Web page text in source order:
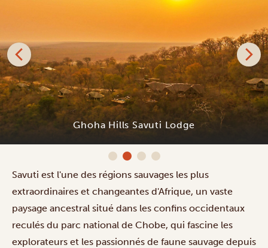
Ghoha Hills Savuti Lodge
Savuti est l'une des régions sauvages les plus
extraordinaires et changeantes d'Afrique, un vaste
paysage ancestral situé dans les confins occidentaux
reculés du parc national de Chobe, qui fascine les
explorateurs et les passionnés de faune sauvage depuis